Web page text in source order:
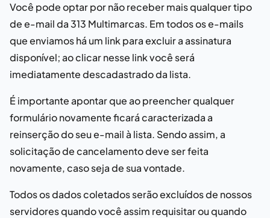
Você pode optar por não receber mais qualquer tipo
de e-mail da313 Multimarcas. Em todos os e-mails
que enviamos há um link para excluir a assinatura
disponível; ao clicar nesse link você será
imediatamente descadastrado da lista.
É importante apontar que ao preencher qualquer
formulário novamente ficará caracterizada a
reinserção do seu e-mail à lista. Sendo assim, a
solicitação de cancelamento deve ser feita
novamente, caso seja de sua vontade.
Todos os dados coletados serão excluídos de nossos
servidores quando você assim requisitar ou quando